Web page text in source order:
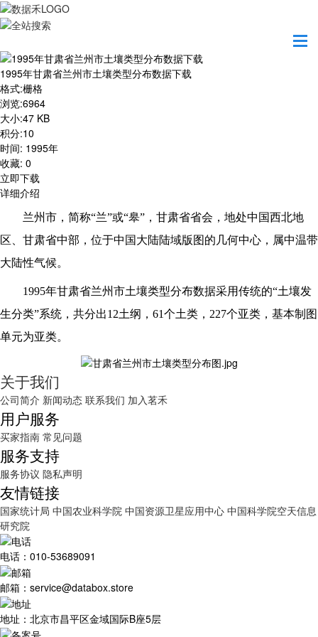
1995年甘肃省兰州市土壤类型分布数据下载
1995年甘肃省兰州市土壤类型分布数据下载
格式:栅格
浏览:6964
大小:47 KB
积分:10
时间: 1995年
收藏: 0
立即下载
详细介绍
兰州市，简称“兰”或“皋”，甘肃省省会，地处中国西北地
区、甘肃省中部，位于中国大陆陆域版图的几何中心，属中温带
大陆性气候。
1995年甘肃省兰州市土壤类型分布数据采用传统的“土壤发
生分类”系统，共分出12土纲，61个土类，227个亚类，基本制图
单元为亚类。
关于我们
公司简介 新闻动态 联系我们 加入茗禾
用户服务
买家指南 常见问题
服务支持
服务协议 隐私声明
友情链接
国家统计局 中国农业科学院 中国资源卫星应用中心 中国科学院空天信息
研究院
电话：010-53689091
邮箱：service@databox.store
地址：北京市昌平区金域国际B座5层